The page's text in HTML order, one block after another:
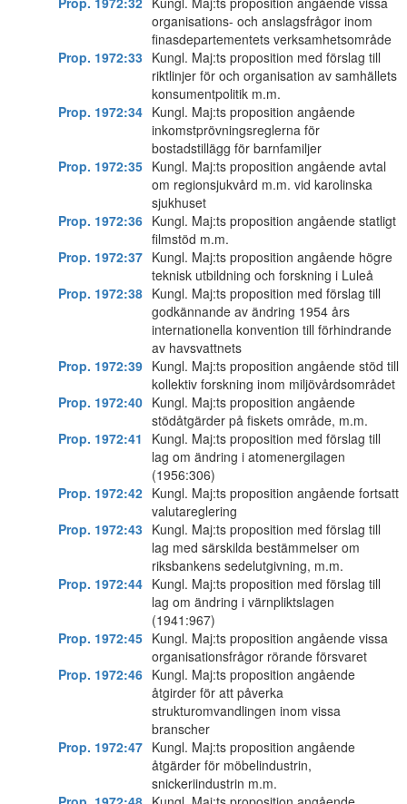
organisations- och anslagsfrågor inom
finasdepartementets verksamhetsområde
Prop. 1972:33 Kungl. Maj:ts proposition med förslag till
riktlinjer för och organisation av samhällets
konsumentpolitik m.m.
Prop. 1972:34 Kungl. Maj:ts proposition angående
inkomstprövningsreglerna för
bostadstillägg för barnfamiljer
Prop. 1972:35 Kungl. Maj:ts proposition angående avtal
om regionsjukvård m.m. vid karolinska
sjukhuset
Prop. 1972:36 Kungl. Maj:ts proposition angående statligt
filmstöd m.m.
Prop. 1972:37 Kungl. Maj:ts proposition angående högre
teknisk utbildning och forskning i Luleå
Prop. 1972:38 Kungl. Maj:ts proposition med förslag till
godkännande av ändring 1954 års
internationella konvention till förhindrande
av havsvattnets
Prop. 1972:39 Kungl. Maj:ts proposition angående stöd till
kollektiv forskning inom miljövårdsområdet
Prop. 1972:40 Kungl. Maj:ts proposition angående
stödåtgärder på fiskets område, m.m.
Prop. 1972:41
Kungl. Maj:ts proposition med förslag till
lag om ändring i atomenergilagen
(1956:306)
Prop. 1972:42 Kungl. Maj:ts proposition angående fortsatt
valutareglering
Prop. 1972:43 Kungl. Maj:ts proposition med förslag till
lag med särskilda bestämmelser om
riksbankens sedelutgivning, m.m.
Prop. 1972:44 Kungl. Maj:ts proposition med förslag till
lag om ändring i värnpliktslagen
(1941:967)
Prop. 1972:45 Kungl. Maj:ts proposition angående vissa
organisationsfrågor rörande försvaret
Prop. 1972:46 Kungl. Maj:ts proposition angående
åtgirder för att påverka
strukturomvandlingen inom vissa
branscher
Prop. 1972:47 Kungl. Maj:ts proposition angående
åtgärder för möbelindustrin,
snickeriindustrin m.m.